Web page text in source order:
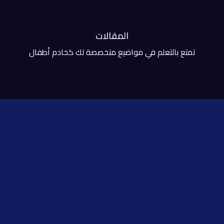
المقالات
تمتع بالتعلم في مواضيع متخصصة لك كخادم أطفال